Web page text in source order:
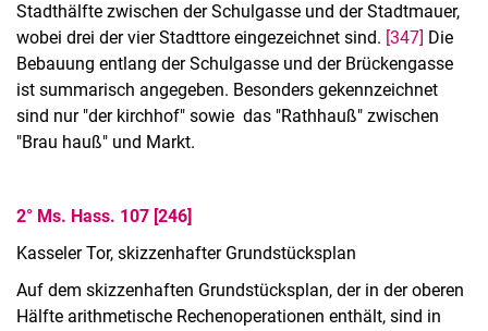
Stadthälfte zwischen der Schulgasse und der Stadtmauer,
wobei drei der vier Stadttore eingezeichnet sind. [347] Die
Bebauung entlang der Schulgasse und der Brückengasse
ist summarisch angegeben. Besonders gekennzeichnet
sind nur "der kirchhof" sowie das "Rathhauß" zwischen
"Brau hauß" und Markt.
2° Ms. Hass. 107 [246]
Kasseler Tor, skizzenhafter Grundstücksplan
Auf dem skizzenhaften Grundstücksplan, der in der oberen
Hälfte arithmetische Rechenoperationen enthält, sind in